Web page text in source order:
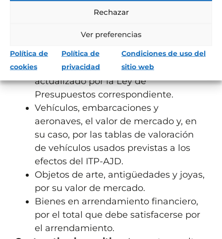
Rechazar
Ver preferencias
Política de
cookies
Política de
privacidad
Condiciones de uso del
sitio web
reducciones o mínimos exentos. Los
siguientes reglas:
Inmuebles (y derechos sobre los
mismos), por el valor catastral
actualizado por la Ley de
Presupuestos correspondiente.
Vehículos, embarcaciones y
aeronaves, el valor de mercado y, en
su caso, por las tablas de valoración
de vehículos usados previstas a los
efectos del ITP-AJD.
Objetos de arte, antigüedades y joyas,
por su valor de mercado.
Bienes en arrendamiento financiero,
por el total que debe satisfacerse por
el arrendamiento.